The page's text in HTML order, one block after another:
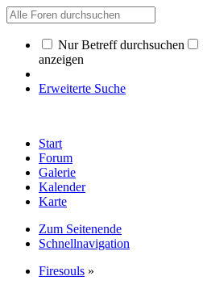
Nur Betreff durchsuchen
anzeigen
Erweiterte Suche
Start
Forum
Galerie
Kalender
Karte
Zum Seitenende
Schnellnavigation
Firesouls »